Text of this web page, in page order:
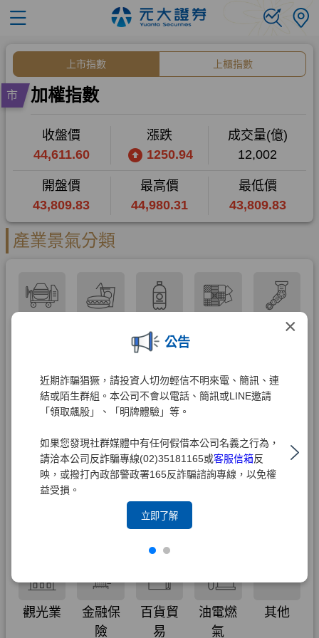
×
公告
近期詐騙猖獗，請投資人切勿輕信不明來電、簡訊、連
結或陌生群組。本公司不會以電話、簡訊或LINE邀請
「領取飆股」、「明牌體驗」等。
如果您發現社群媒體中有任何假借本公司名義之行為，
請洽本公司反詐騙專線(02)35181165或客服信箱反
映，或撥打內政部警政署165反詐騙諮詢專線，以免權
益受損。
立即了解